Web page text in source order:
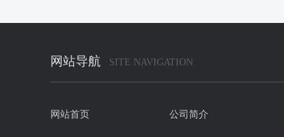
网站导航 SITE NAVIGATION
网站首页 公司简介